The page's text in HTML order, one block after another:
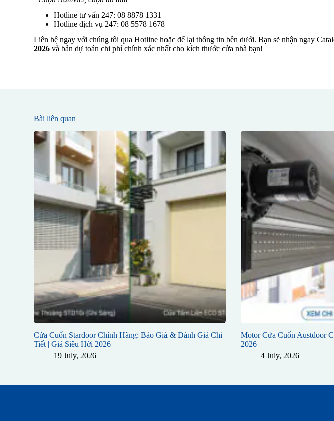
Hotline tư vấn 247: 08 8878 1331
Hotline dịch vụ 247: 08 5578 1678
Liên hệ ngay với chúng tôi qua Hotline hoặc để lại thông tin bên dưới. Bạn sẽ nhận ngay
2026 và bản dự toán chi phí chính xác nhất cho kích thước cửa nhà bạn!
Bài liên quan
Cửa Cuốn Stardoor Chính Hãng: Báo Giá & Đánh Giá Chi
Tiết | Giá Siêu Hời 2026
19 July, 2026
Motor Cửa Cuốn Austdoor
2026
4 July, 2026